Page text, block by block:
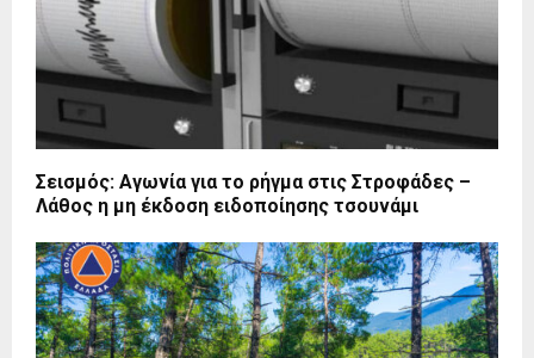
Σεισμός: Αγωνία για το ρήγμα στις Στροφάδες –
Λάθος η μη έκδοση ειδοποίησης τσουνάμι